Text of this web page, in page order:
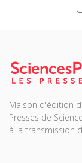
Maison d'édition
Presses de
à la transmission